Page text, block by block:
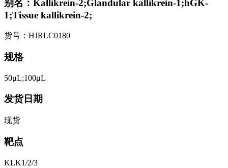
别名：Kallikrein-2;Glandular kallikrein-1;hGK-
1;Tissue kallikrein-2;
货号：HJRLC0180
规格
50μL;100μL
发货日期
现货
靶点
KLK1/2/3